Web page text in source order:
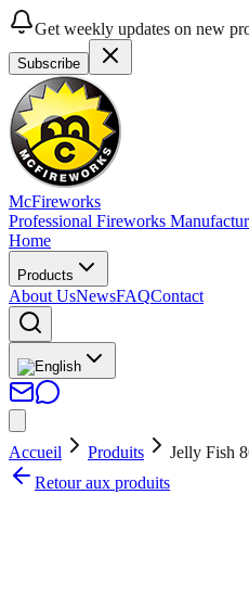
Get weekly updates on new
Subscribe
McFireworks
Professional Fireworks
Home
Products
About UsNewsFAQContact
Accueil Produits
Jelly Fish
Retour aux produits